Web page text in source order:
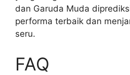
dan Garuda Muda
performa terbaik dan
seru.
FAQ